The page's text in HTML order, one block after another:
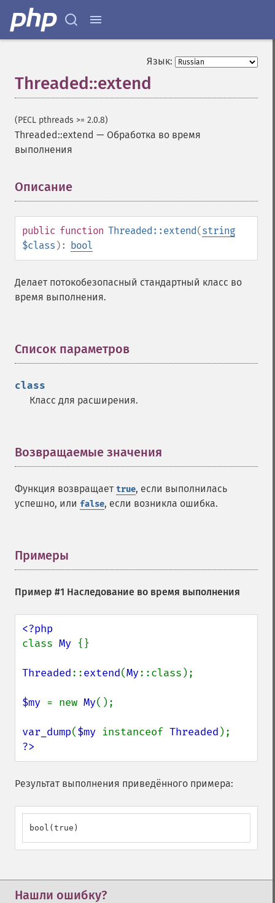
Язык:
Threaded::extend
(PECL pthreads >= 2.0.8)
Threaded::extend — Обработка во время
выполнения
Описание
public function Threaded::extend(string
$class ): bool
Делает потокобезопасный стандартный класс во
время выполнения.
Список параметров
class
Класс для расширения.
Возвращаемые значения
Функция возвращает true, если выполнилась
успешно, или false, если возникла ошибка.
Примеры
Пример #1 Наследование во время выполнения
class My {}
Threaded::extend(My::class);
$my = new My();
var_dump($my instanceof Threaded
?>
Результат выполнения приведённого примера:
bool(true)
Нашли ошибку?